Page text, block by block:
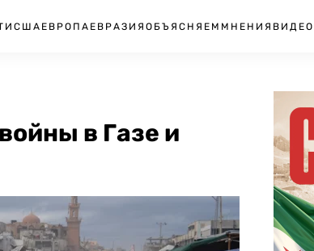
США ЕВРОПА ЕВРАЗИЯ ОБЪЯСНЯЕМ МНЕНИЯ ВИДЕО
в Газе и